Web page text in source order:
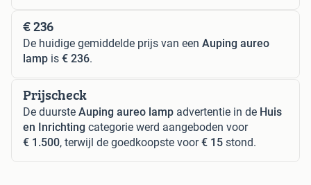
€ 236
De huidige gemiddelde prijs van een Auping aureo
lamp is € 236.
Prijscheck
De duurste Auping aureo lamp advertentie in de Huis
en Inrichting categorie werd aangeboden voor
€ 1.500, terwijl de goedkoopste voor€ 15 stond.